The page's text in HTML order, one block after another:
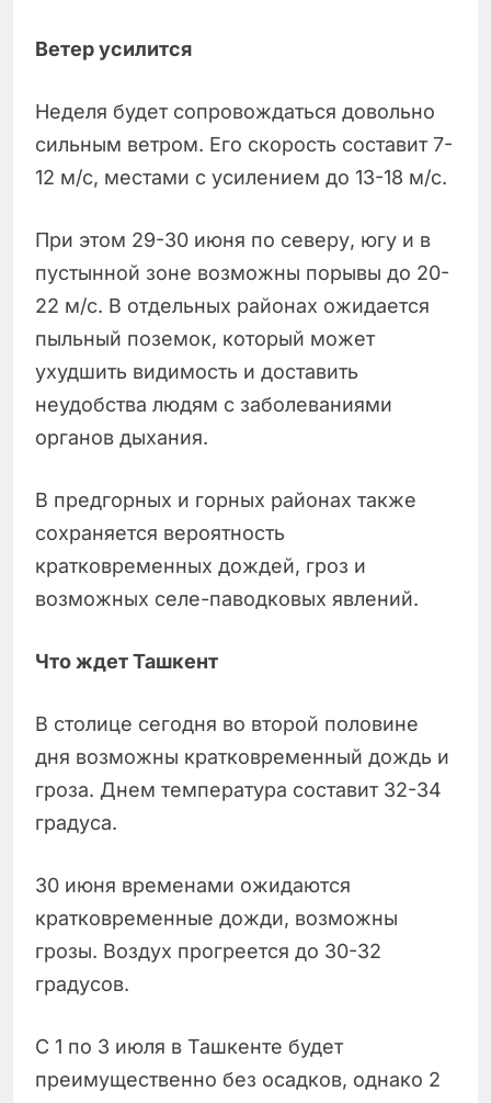
Ветер усилится
Неделя будет сопровождаться довольно
сильным ветром. Его скорость составит 7-
12 м/с, местами с усилением до 13-18 м/с.
При этом 29-30 июня по северу, югу и в
пустынной зоне возможны порывы до 20-
22 м/с. В отдельных районах ожидается
пыльный поземок, который может
ухудшить видимость и доставить
неудобства людям с заболеваниями
органов дыхания.
В предгорных и горных районах также
сохраняется вероятность
кратковременных дождей, гроз и
возможных селе-паводковых явлений.
Что ждет Ташкент
В столице сегодня во второй половине
дня возможны кратковременный дождь и
гроза. Днем температура составит 32-34
градуса.
30 июня временами ожидаются
кратковременные дожди, возможны
грозы. Воздух прогреется до 30-32
градусов.
С 1 по 3 июля в Ташкенте будет
преимущественно без осадков, однако 2